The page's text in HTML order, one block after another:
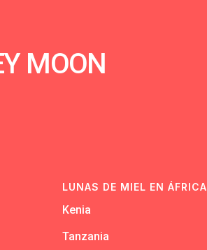
MOON
LUNAS DE MIEL EN ÁFRICA
Kenia
Tanzania